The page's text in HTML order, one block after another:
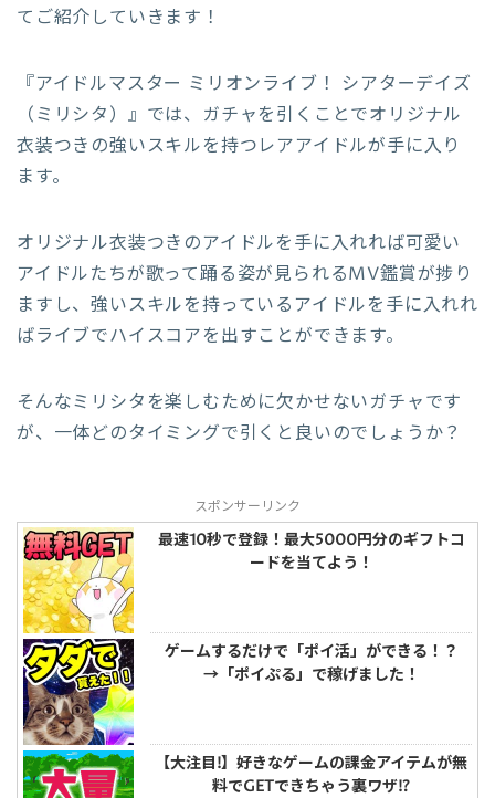
てご紹介していきます！
『アイドルマスター ミリオンライブ！ シアターデイズ
（ミリシタ）』では、ガチャを引くことでオリジナル
衣装つきの強いスキルを持つレアアイドルが手に入り
ます。
オリジナル衣装つきのアイドルを手に入れれば可愛い
アイドルたちが歌って踊る姿が見られるMV鑑賞が捗り
ますし、強いスキルを持っているアイドルを手に入れれ
ばライブでハイスコアを出すことができます。
そんなミリシタを楽しむために欠かせないガチャです
が、一体どのタイミングで引くと良いのでしょうか？
スポンサーリンク
最速10秒で登録！最大5000円分のギフトコ
ードを当てよう！
ゲームするだけで「ポイ活」ができる！？
→「ポイぷる」で稼げました！
【大注目!】好きなゲームの課金アイテムが無
料でGETできちゃう裏ワザ!?